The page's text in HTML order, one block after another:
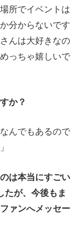
所でイベントは
分からないです
んは大好きなの
っちゃ嬉しいで
か？
んでもあるので
は本当にすごい
たが、今後もま
ァンへメッセー